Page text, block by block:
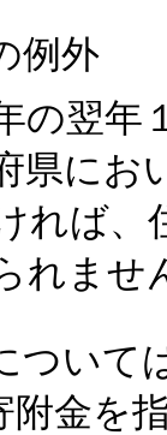
例外
の翌年
県にお
れば、
れませ
いて
附金を